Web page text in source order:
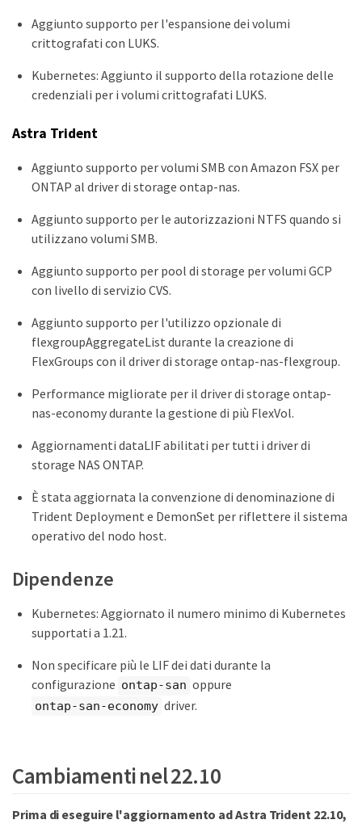
Aggiunto supporto per l'espansione dei volumi
crittografati con LUKS.
Kubernetes: Aggiunto il supporto della rotazione delle
credenziali per i volumi crittografati LUKS.
Astra Trident
Aggiunto supporto per volumi SMB con Amazon FSX per
ONTAP al driver di storage ontap-nas.
Aggiunto supporto per le autorizzazioni NTFS quando si
utilizzano volumi SMB.
Aggiunto supporto per pool di storage per volumi GCP
con livello di servizio CVS.
Aggiunto supporto per l'utilizzo opzionale di
flexgroupAggregateList durante la creazione di
FlexGroups con il driver di storage ontap-nas-flexgroup.
Performance migliorate per il driver di storage ontap-
nas-economy durante la gestione di più FlexVol.
Aggiornamenti dataLIF abilitati per tutti i driver di
storage NAS ONTAP.
È stata aggiornata la convenzione di denominazione di
Trident Deployment e DemonSet per riflettere il sistema
operativo del nodo host.
Dipendenze
Kubernetes: Aggiornato il numero minimo di Kubernetes
supportati a 1.21.
Non specificare più le LIF dei dati durante la
configurazione ontap-san oppure
ontap-san-economy driver.
Cambiamenti nel 22.10
Prima di eseguire l'aggiornamento ad Astra Trident 22.10,